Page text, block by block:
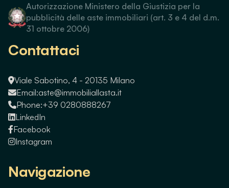
Autorizzazione Ministero della Giustizia per la
pubblicità delle aste immobiliari (art. 3 e 4 del d.m.
31 ottobre 2006)
Contattaci
Viale Sabotino, 4 - 20135 Milano
Email:aste@immobiliallasta.it
Phone:+39 0280888267
LinkedIn
Facebook
Instagram
Navigazione